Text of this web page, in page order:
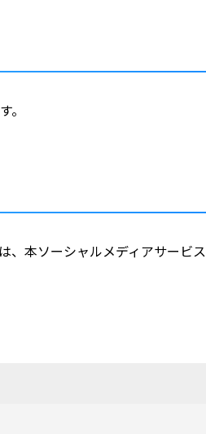
。
本ソーシャルメディアサービ